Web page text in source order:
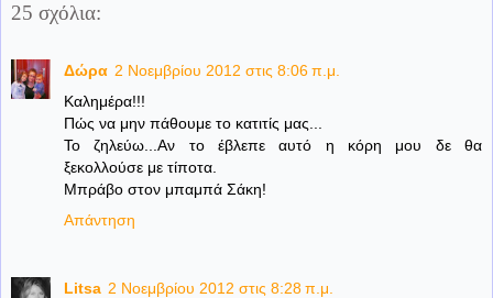
25 σχόλια:
Δώρα 2 Νοεμβρίου 2012 στις 8:06 π.μ.
Καλημέρα!!!
Πώς να μην πάθουμε το κατιτίς μας...
Το ζηλεύω...Αν το έβλεπε αυτό η κόρη μου δε θα
ξεκολλούσε με τίποτα.
Μπράβο στον μπαμπά Σάκη!
Απάντηση
Litsa 2 Νοεμβρίου 2012 στις 8:28 π.μ.